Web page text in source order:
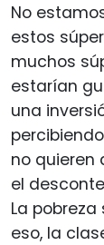
No
estos
muchos
estarían
una
no quieren
el
La
eso, la